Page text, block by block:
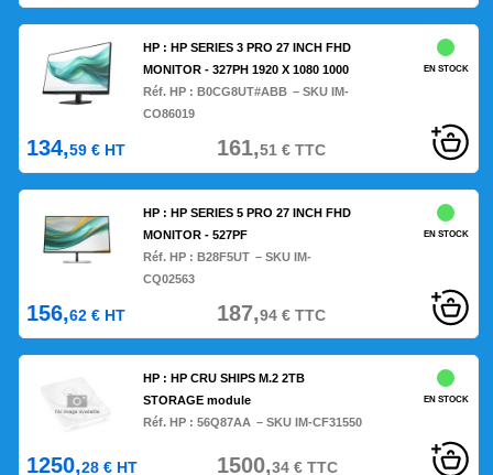
HP : HP SERIES 3 PRO 27 INCH FHD
MONITOR - 327PH 1920 X 1080 1000
Réf. HP :B0CG8UT#ABB – SKU IM-
CO86019
EN STOCK
134,59 € HT 161,51 €TTC
HP : HP SERIES 5 PRO 27 INCH FHD
MONITOR - 527PF
Réf. HP :B28F5UT – SKU IM-
CQ02563
EN STOCK
156,62 € HT 187,94€TTC
HP : HP CRU SHIPS M.2 2TB
STORAGE module
Réf. HP :56Q87AA – SKU IM-CF31550
EN STOCK
1250,28 € HT 1500,34€TTC